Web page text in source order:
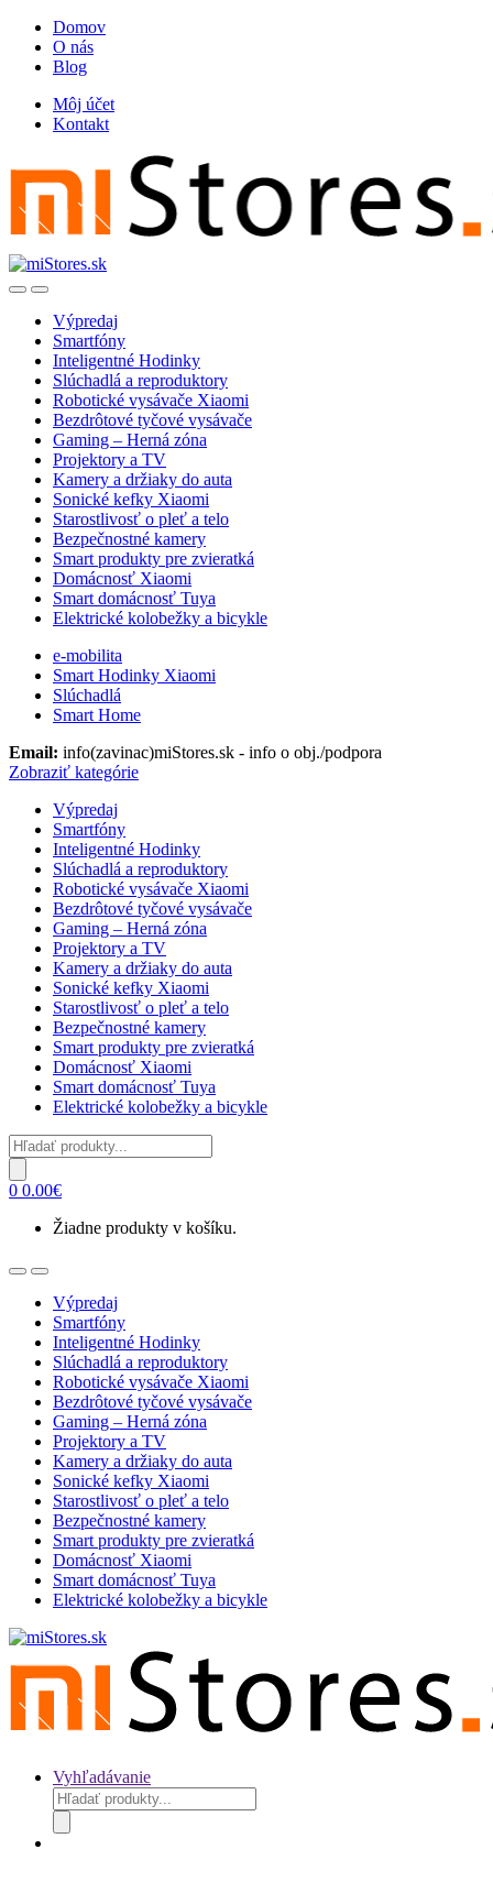
Skip
navigation
Skip
content
Domov
O nás
Blog
Môj účet
Kontakt
OpenClose
Výpredaj
Smartfóny
Inteligentné Hodinky
Slúchadlá a reproduktory
Robotické vysávače Xiaomi
Bezdrôtové tyčové vysávače
Gaming – Herná zóna
Projektory a TV
Kamery a držiaky do auta
Sonické kefky Xiaomi
Starostlivosť o pleť a telo
Bezpečnostné kamery
Smart produkty pre zvieratká
Domácnosť Xiaomi
Smart domácnosť Tuya
Elektrické kolobežky a bicykle
e-mobilita
Smart Hodinky Xiaomi
Slúchadlá
Smart Home
Email: info(zavinac)miStores.sk - info o obj./podpora
Zobraziť kategórie
Výpredaj
Smartfóny
Inteligentné Hodinky
Slúchadlá a reproduktory
Robotické vysávače Xiaomi
Bezdrôtové tyčové vysávače
Gaming – Herná zóna
Projektory a TV
Kamery a držiaky do auta
Sonické kefky Xiaomi
Starostlivosť o pleť a telo
Bezpečnostné kamery
Smart produkty pre zvieratká
Domácnosť Xiaomi
Smart domácnosť Tuya
Elektrické kolobežky a bicykle
Products
search
0 0.00€
Žiadne produkty v košíku.
OpenClose
Výpredaj
Smartfóny
Inteligentné Hodinky
Slúchadlá a reproduktory
Robotické vysávače Xiaomi
Bezdrôtové tyčové vysávače
Gaming – Herná zóna
Projektory a TV
Kamery a držiaky do auta
Sonické kefky Xiaomi
Starostlivosť o pleť a telo
Bezpečnostné kamery
Smart produkty pre zvieratká
Domácnosť Xiaomi
Smart domácnosť Tuya
Elektrické kolobežky a bicykle
Vyhľadávanie
Products
search